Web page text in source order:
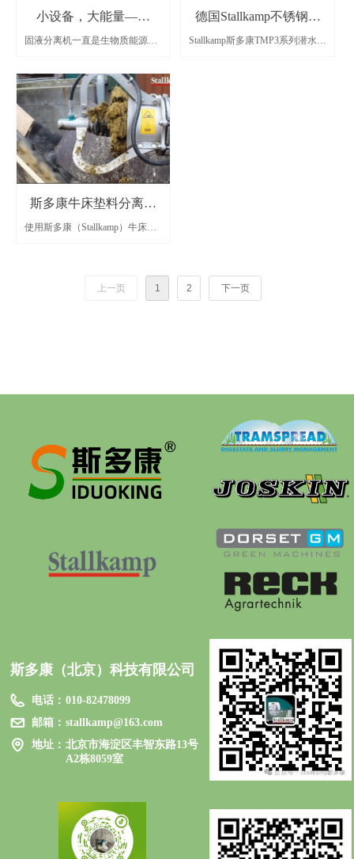
小设备，大能量——
PSS2.2-400固液分离机
固液分离机一直是生物质能源项
备，无论是前端或后端，将物料
中的固体和液体分开，是进入下
一步处理尤为关键的步骤。
德国Stallkamp不锈钢潜
水泵—粪肥泵送专家
Stallkamp斯多康TMP3系列潜水
斯多康牛床垫料分离机
——牛床垫料生产的应
使用斯多康（Stallkamp）牛床垫
器，施撒到牧场的土地中，无需
额外支付垫料的费用上一页 1 2 下一页
斯多康（北京）科技有限公司
电话： 010-82478099
邮箱： stallkamp@163.com
地址： 北京市海淀区丰智东路13号
A2栋8059室